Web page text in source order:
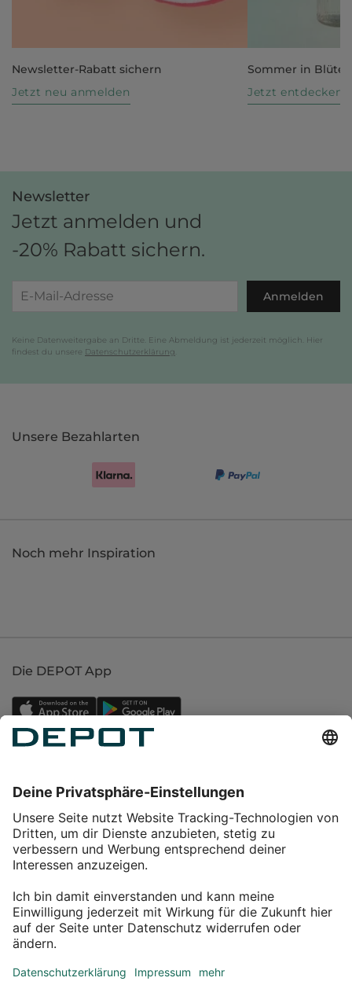
Newsletter-Rabatt sichern
Jetzt neu anmelden
Sommer in Blüte
Jetzt entdecken
Newsletter
Jetzt anmelden und
-20% Rabatt sichern.
Anmelden
Keine Datenweitergabe an Dritte. Eine Abmeldung ist jederzeit möglich. Hier
findest du unsere Datenschutzerklärung
Unsere Bezahlarten
Noch mehr Inspiration
Die DEPOT App
Service
Über DEPOT
Kontakt